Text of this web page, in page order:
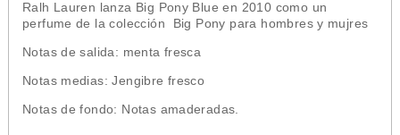
Ralh Lauren lanza Big Pony Blue en 2010 como un
perfume de la colección Big Pony para hombres y mujres
Notas de salida: menta fresca
Notas medias: Jengibre fresco
Notas de fondo: Notas amaderadas.